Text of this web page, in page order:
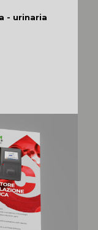
- urinaria